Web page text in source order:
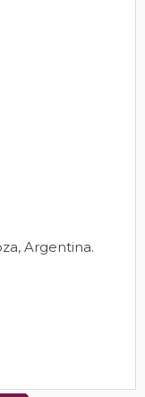
Argentina.